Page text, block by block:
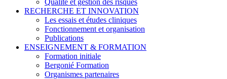
Qualité et gestion des risques
RECHERCHE ET INNOVATION
Les essais et études cliniques
Fonctionnement et organisation
Publications
ENSEIGNEMENT & FORMATION
Formation initiale
Bergonié Formation
Organismes partenaires